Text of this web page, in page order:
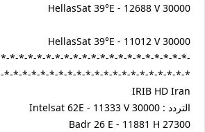
HellasSat 39°E - 12688 V 30000
HellasSat 39°E - 11012 V 30000
*-*-*-*-*-*-*-*-*-*-*-*-*-*-*-*-*-*-*-*-
*-*-*-*-*-*-*-*-*-*-*-*-*-*-*-*-*-*-*-*-*
IRIB HD Iran
التردد : Intelsat 62E - 11333 V 30000
Badr 26 E - 11881 H 27300